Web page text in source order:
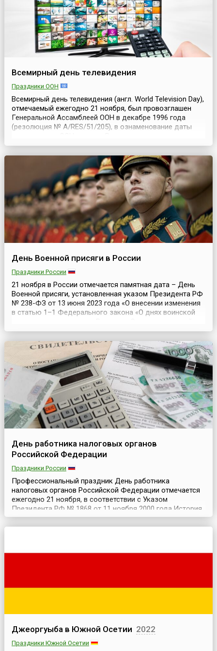
Всемирный день телевидения
Праздники ООН
Всемирный день телевидения (англ. World Television Day),
отмечаемый ежегодно 21 ноября, был провозглашен
Генеральной Ассамблеей ООН в декабре 1996 года
(резолюция № A/RES/51/205), в ознаменование даты
форума (англ. World Television Forum) в 1996 году.ООН
учредила этот День, признавая возрастающее
воздействие, которое оказывает телевидение на п...
День Военной присяги в России
Праздники России
21 ноября в России отмечается памятная дата – День
Военной присяги, установленная указом Президента РФ
№ 238-ФЗ от 13 июня 2023 года «О внесении изменения
в статью 1–1 Федерального закона «О днях воинской
закон был принят Государственной Думой 23 мая 2023
года и одобрен Советом Федерации 7 июня 2023 года.
Учреждение Дня направлено на воспитание ...
День работника налоговых органов
Российской Федерации
Праздники России
Профессиональный праздник День работника
налоговых органов Российской Федерации отмечается
ежегодно 21 ноября, в соответствии с Указом
Президента РФ № 1868 от 11 ноября 2000 года.История
российской налоговой службы имеет давнюю историю.
Ведь еще во времена феодальной раздробленности
единой налоговой...
Джеоргуыба в Южной Осетии 2022
Праздники Южной Осетии